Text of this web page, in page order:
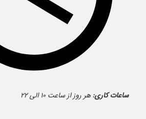
ساعات کاری: هر روز از ساعت ۱۰ الی ۲۲